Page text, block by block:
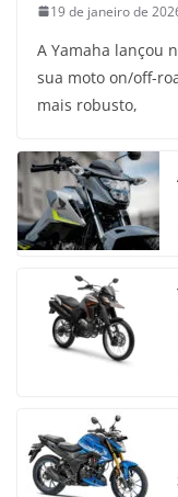
19 de janeiro de
A Yamaha lançou
sua moto on/off-
mais robusto,